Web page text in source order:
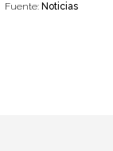
Fuente: Noticias